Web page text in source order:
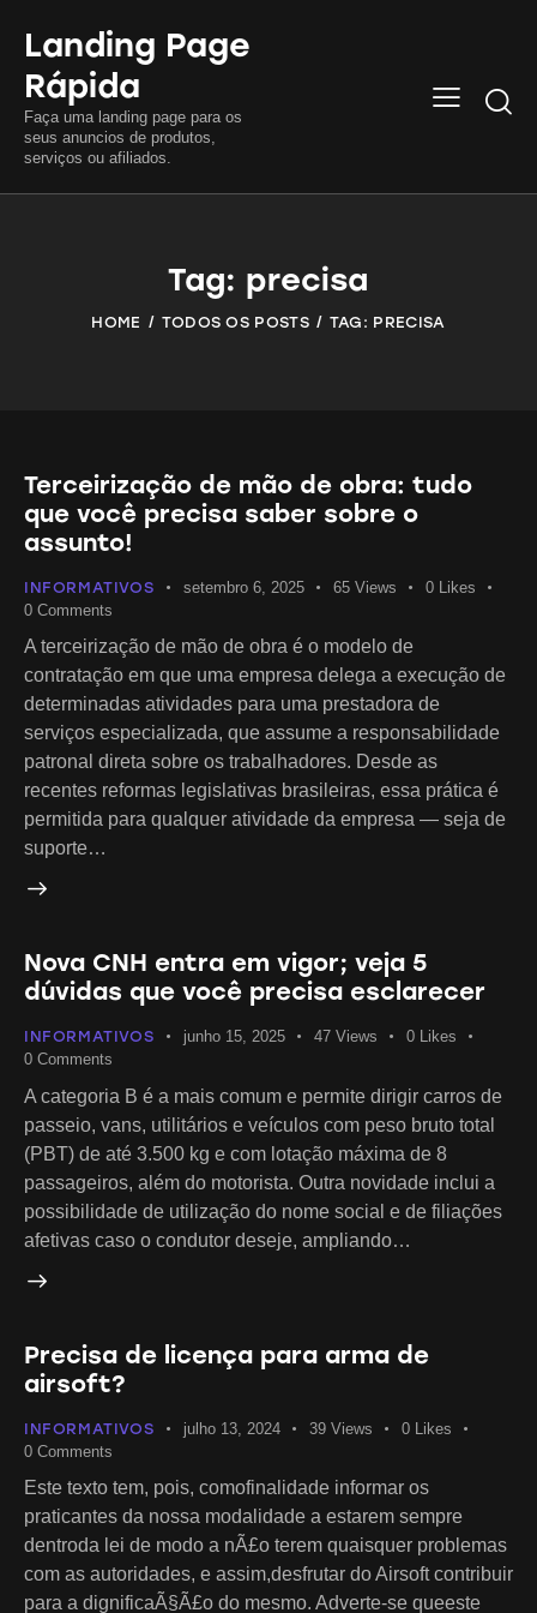
Landing Page
Rápida
Faça uma landing page para os
seus anuncios de produtos,
serviços ou afiliados.
Tag: precisa
HOME TODOS OS POSTS TAG: PRECISA
Terceirização de mão de obra: tudo
que você precisa saber sobre o
assunto!
INFORMATIVOS setembro 6, 2025 65 Views 0
Likes
0 Comments
A terceirização de mão de obra é o modelo de
contratação em que uma empresa delega a execução de
determinadas atividades para uma prestadora de
serviços especializada, que assume a responsabilidade
patronal direta sobre os trabalhadores. Desde as
recentes reformas legislativas brasileiras, essa prática é
permitida para qualquer atividade da empresa — seja de
suporte…
Nova CNH entra em vigor; veja 5
dúvidas que você precisa esclarecer
INFORMATIVOS junho 15, 2025 47 Views 0 Likes
0 Comments
A categoria B é a mais comum e permite dirigir carros de
passeio, vans, utilitários e veículos com peso bruto total
(PBT) de até 3.500 kg e com lotação máxima de 8
passageiros, além do motorista. Outra novidade inclui a
possibilidade de utilização do nome social e de filiações
afetivas caso o condutor deseje, ampliando…
Precisa de licença para arma de
airsoft?
INFORMATIVOS julho 13, 2024 39 Views 0
Likes
0 Comments
Este texto tem, pois, comofinalidade informar os
praticantes da nossa modalidade a estarem sempre
dentroda lei de modo a nÃ£o terem quaisquer problemas
com as autoridades, e assim,desfrutar do Airsoft contribuir
para a dignificaÃ§Ã£o do mesmo. Adverte-se queeste